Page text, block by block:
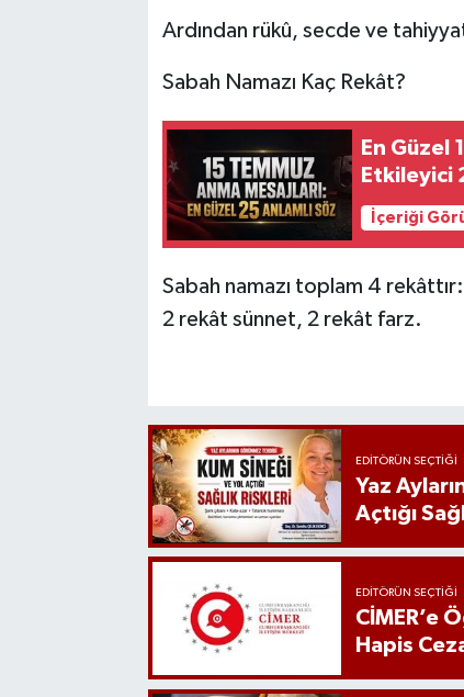
Ardından rükû, secde ve
Sabah Namazı Kaç Rekât?
En Güzel
Etkileyici
İçeriği
Sabah namazı toplam 4 rekâttır:
2 rekât sünnet, 2 rekât farz.
EDITÖRÜN SEÇTIĞI
Yaz
Açtığı
EDITÖRÜN SEÇTIĞI
CİMER’e
Hapis